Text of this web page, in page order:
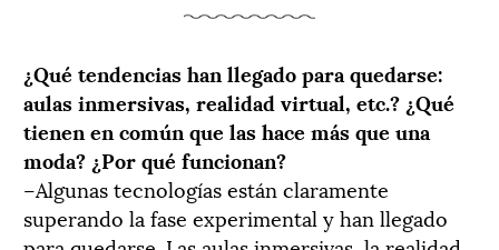
¿Qué tendencias han llegado para quedarse:
aulas inmersivas, realidad virtual, etc.? ¿Qué
tienen en común que las hace más que una
moda? ¿Por qué funcionan?
–Algunas tecnologías están claramente
superando la fase experimental y han llegado